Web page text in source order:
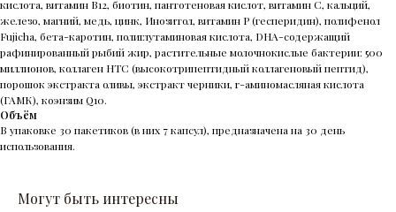
кислота, витамин B12, биотин, пантотеновая кислот, витамин C, кальций,
железо, магний, медь, цинк, Инозитол, витамин P (гесперидин), полифенол
Fujicha, бета-каротин, полиглутаминовая кислота, DHA-содержащий
рафинированный рыбий жир, растительные молочнокислые бактерии: 500
миллионов, коллаген HTC (высокотрипептидный коллагеновый пептид),
порошок экстракта оливы, экстракт черники, r-аминомасляная кислота
(ГАМК), коэнзим Q10.
Объём
В упаковке 30 пакетиков (в них 7 капсул), предназначена на 30 день
использования.
Могут быть интересны